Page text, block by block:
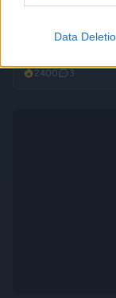
Data
2400 3